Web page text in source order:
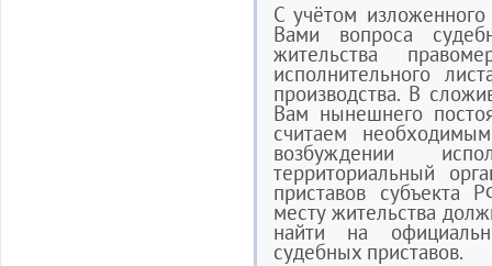
С учётом
Вами вопроса
жительства
исполнительного
производства. В
Вам нынешнего
считаем
возбуждении
территориальный
приставов субъекта
месту жительства
найти на
судебных приставов.